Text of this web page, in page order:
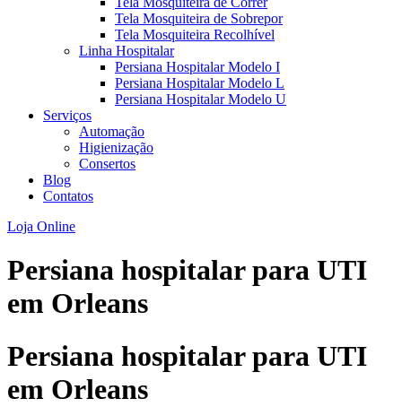
Tela Mosquiteira de Sobrepor
Tela Mosquiteira Recolhível
Linha Hospitalar
Persiana Hospitalar Modelo I
Persiana Hospitalar Modelo L
Persiana Hospitalar Modelo U
Serviços
Automação
Higienização
Consertos
Blog
Contatos
Loja Online
Persiana hospitalar para UTI
em Orleans
Persiana hospitalar para UTI
em Orleans